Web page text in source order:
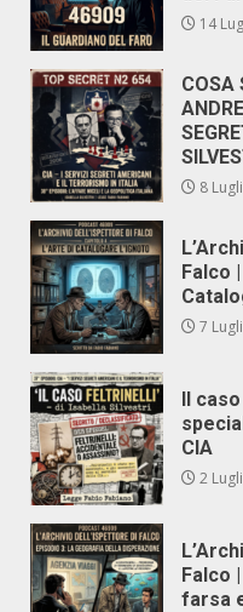
14
COSA
8
Falco
7
Il
CIA
2
Falco
farsa